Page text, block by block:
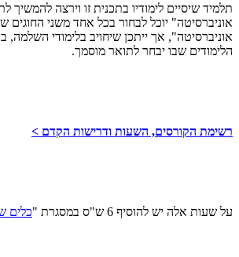
תלמיד שיסיים לימודיו בתכנית זו וירצה להמשיך
אוניברסיטה" יוכל לבחור בכל אחד משני החוגים
אוניברסיטה", אך ייתכן שיחויב בלימודי
הלימודים שבו יבחר לתואר מוסמך.
רשימת הקורסים, השעות ודרישות הקדם >
על שעות אלה יש להוסיף 6 ש"ס במסגרת " כלים